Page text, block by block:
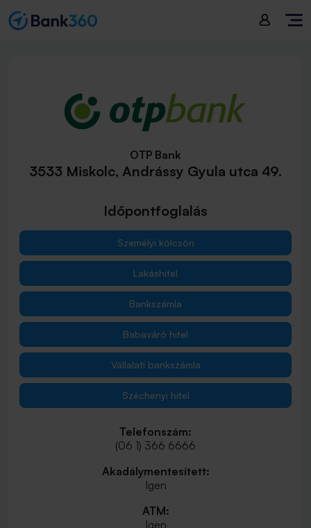
OTP Bank
3533 Miskolc, Andrássy Gyula utca 49.
Időpontfoglalás
Személyi kölcsön
Lakáshitel
Bankszámla
Babaváró hitel
Vállalati bankszámla
Széchenyi hitel
Telefonszám:
(06 1) 366 6666
Akadálymentesített:
Igen
ATM:
Igen